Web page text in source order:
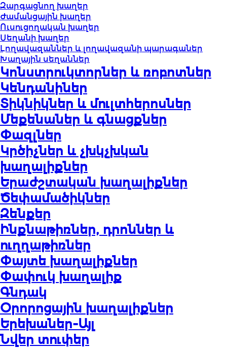
Զարգացնող խաղեր
Ժամանցային խաղեր
Ուսուցողական խաղեր
Սեղանի խաղեր
Լողավազաններ և լողավազանի պարագաներ
Խաղային սեղաններ
Կոնստրուկտորներ և ռոբոտներ
Կենդանիներ
Տիկնիկներ և մուլտհերոսներ
Մեքենաներ և գնացքներ
Փազլներ
Կրծիչներ և չխկչխկան
խաղալիքներ
Երաժշտական խաղալիքներ
Ծեփամածիկներ
Զենքեր
Ինքնաթիռներ, դրոններ և
ուղղաթիռներ
Փայտե խաղալիքներ
Փափուկ խաղալիք
Գնդակ
Օրորոցային խաղալիքներ
Երեխաներ-Այլ
Նվեր տուփեր